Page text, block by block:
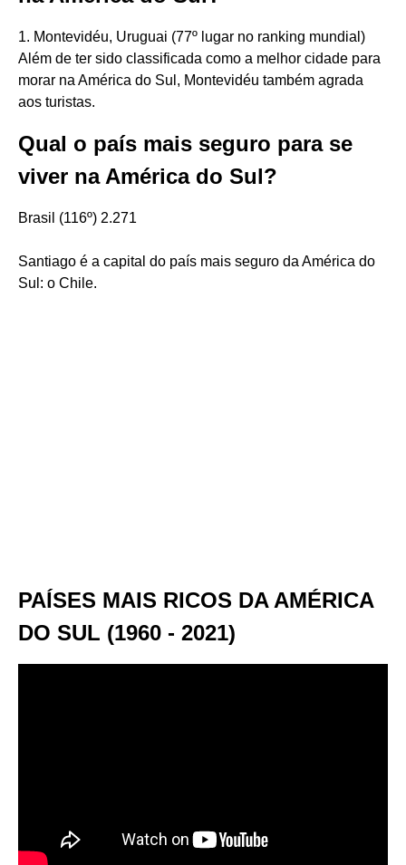
1. Montevidéu, Uruguai (77º lugar no ranking mundial)
Além de ter sido classificada como a melhor cidade para
morar na América do Sul, Montevidéu também agrada
aos turistas.
Qual o país mais seguro para se
viver na América do Sul?
Brasil (116º) 2.271
Santiago é a capital do país mais seguro da América do
Sul: o Chile.
PAÍSES MAIS RICOS DA AMÉRICA
DO SUL (1960 - 2021)